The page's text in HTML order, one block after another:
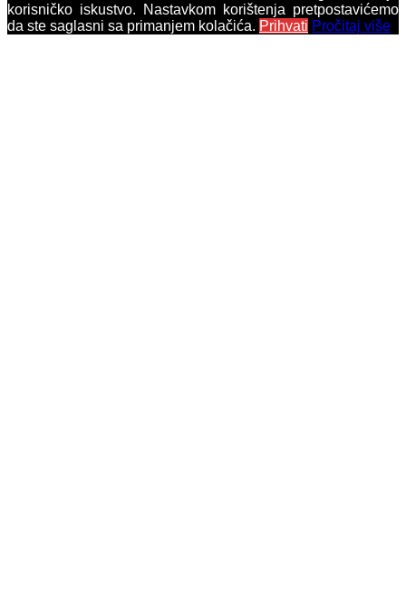
korisničko iskustvo. Nastavkom korištenja pretpostavićemo
da ste saglasni sa primanjem kolačića. Prihvati Pročitaj više